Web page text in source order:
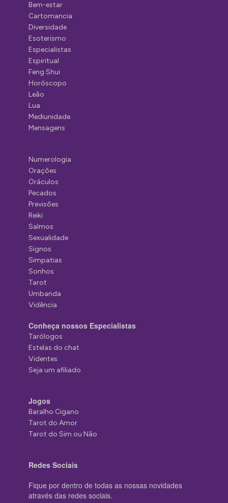
Bem-estar
Cartomancia
Diversidade
Esoterismo
Especialistas
Espiritual
Feng Shui
Horóscopo
Leão
Lua
Mediunidade
Mensagens
Numerologia
Orações
Oráculos
Pecados
Previsões
Reiki
Salmos
Sexualidade
Signos
Simpatias
Sonhos
Tarot
Umbanda
Vidência
Conheça nossos Especialistas
Tarólogos
Estelas do chat
Videntes
Seja um afiliado
Jogos
Baralho Cigano
Tarot do Amor
Tarot do Sim ou Não
Redes Sociais
Fique por dentro de todas as nossas novidades
através das redes sociais.